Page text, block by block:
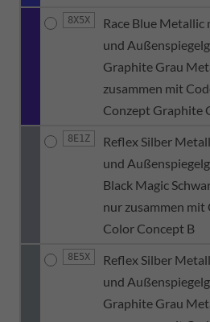
8X5X
Race Blue Metallic
und
Graphite Grau
zusammen mit
Conzept Graphite
8E1Z
Reflex Silber
und
Black Magic
nur zusammen mit
Color Concept B
8E5X
Reflex Silber
und
Graphite Grau